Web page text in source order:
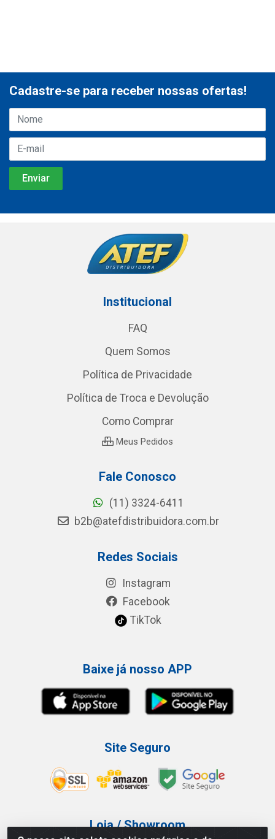
Cadastre-se para receber nossas ofertas!
Institucional
FAQ
Quem Somos
Política de Privacidade
Política de Troca e Devolução
Como Comprar
Meus Pedidos
Fale Conosco
(11) 3324-6411
b2b@atefdistribuidora.com.br
Redes Sociais
Instagram
Facebook
TikTok
Baixe já nosso APP
Site Seguro
Loja / Showroom